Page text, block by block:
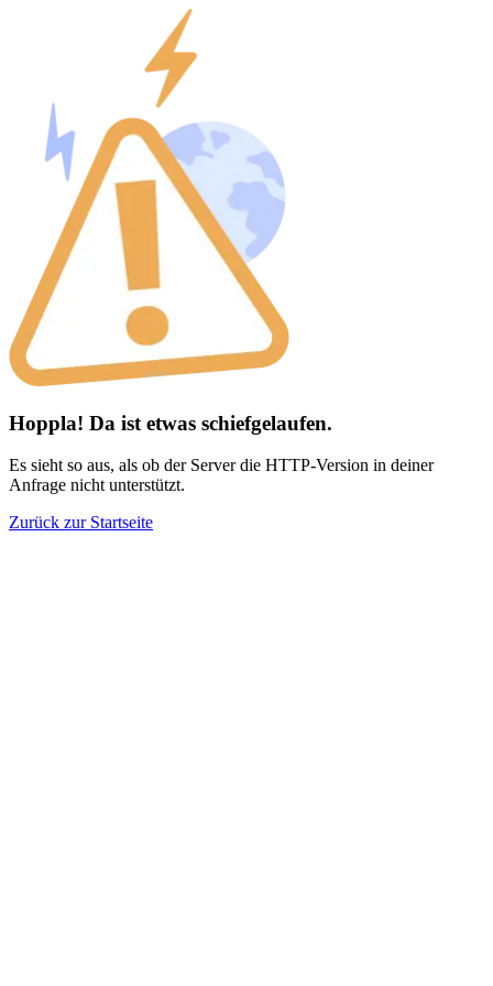
Hoppla! Da ist etwas schiefgelaufen.
Es sieht so aus, als ob der Server die HTTP-Version in deiner
Anfrage nicht unterstützt.
Zurück zur Startseite